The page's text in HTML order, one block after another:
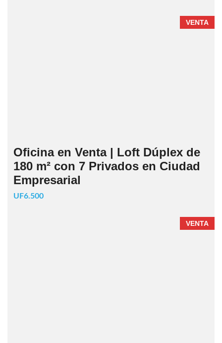
VENTA
Oficina en Venta | Loft Dúplex de
180 m² con 7 Privados en Ciudad
Empresarial
UF6.500
VENTA